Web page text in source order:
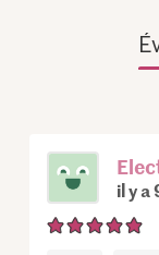
il y a